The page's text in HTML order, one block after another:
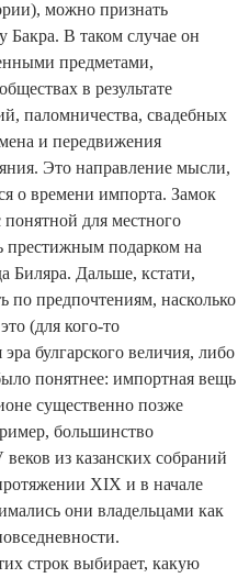
можно признать
Бакра. В таком случае он
предметами,
в результате
паломничества, свадебных
и передвижения
Это направление мысли,
о времени импорта. Замок
для местного
престижным подарком на
Биляра. Дальше, кстати,
предпочтениям, насколько
(для кого‑то
булгарского величия, либо
понятнее: импортная вещь
существенно позже
большинство
из казанских собраний
XIX и в начале
они владельцами как
строк выбирает, какую